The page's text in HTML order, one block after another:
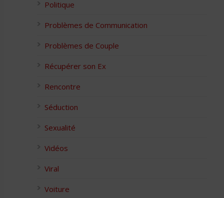
Politique
Problèmes de Communication
Problèmes de Couple
Récupérer son Ex
Rencontre
Séduction
Sexualité
Vidéos
Viral
Voiture